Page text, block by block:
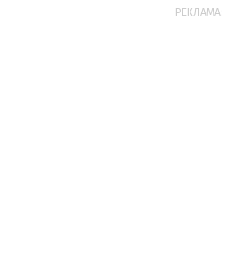
РЕКЛАМА: